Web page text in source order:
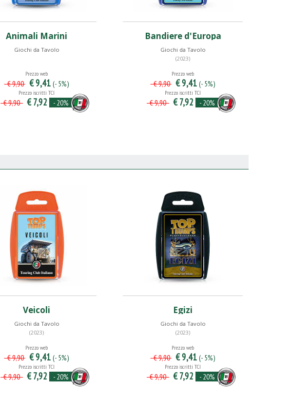
Animali Marini
Giochi da Tavolo
Prezzo web
€ 9,90 € 9,41 (- 5%)
Prezzo iscritti TCI
€ 9,90 € 7,92 - 20%
Bandiere d'Europa
Giochi da Tavolo
(2023)
Prezzo web
€ 9,90 € 9,41 (- 5%)
Prezzo iscritti TCI
€ 9,90 € 7,92 - 20%
Veicoli
Giochi da Tavolo
(2023)
Prezzo web
€ 9,90 € 9,41 (- 5%)
Prezzo iscritti TCI
€ 9,90 € 7,92 - 20%
Egizi
Giochi da Tavolo
(2023)
Prezzo web
€ 9,90 € 9,41 (- 5%)
Prezzo iscritti TCI
€ 9,90 € 7,92 - 20%